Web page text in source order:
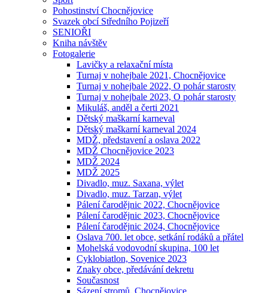
Pohostinství Chocnějovice
Svazek obcí Středního Pojizeří
SENIOŘI
Kniha návštěv
Fotogalerie
Lavičky a relaxační místa
Turnaj v nohejbale 2021, Chocnějovice
Turnaj v nohejbale 2022, O pohár starosty
Turnaj v nohejbale 2023, O pohár starosty
Mikuláš, anděl a čerti 2021
Dětský maškarní karneval
Dětský maškarní karneval 2024
MDŽ, představení a oslava 2022
MDŽ Chocnějovice 2023
MDŽ 2024
MDŽ 2025
Divadlo, muz. Saxana, výlet
Divadlo, muz. Tarzan, výlet
Pálení čarodějnic 2022, Chocnějovice
Pálení čarodějnic 2023, Chocnějovice
Pálení čarodějnic 2024, Chocnějovice
Oslava 700. let obce, setkání rodáků a přátel
Mohelská vodovodní skupina, 100 let
Cyklobiatlon, Sovenice 2023
Znaky obce, předávání dekretu
Současnost
Sázení stromů, Chocnějovice